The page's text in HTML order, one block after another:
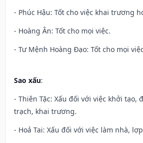
- Phúc Hậu: Tốt cho việc khai trương
- Hoàng Ân: Tốt cho mọi việc.
- Tư Mệnh Hoàng Đạo: Tốt cho mọi
Sao xấu:
- Thiên Tặc: Xấu đối với việc khởi tạo,
trạch, khai trương.
- Hoả Tai: Xấu đối với việc làm nhà,